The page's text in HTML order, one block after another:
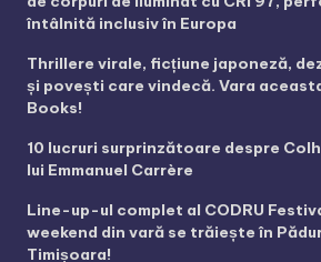
întâlnită inclusiv în Europa
Thrillere virale, ficțiune japoneză,
și povești care vindecă. Vara
Books!
10 lucruri surprinzătoare despre
lui Emmanuel Carrère
Line-up-ul complet al CODRU
weekend din vară se trăiește în
Timișoara!